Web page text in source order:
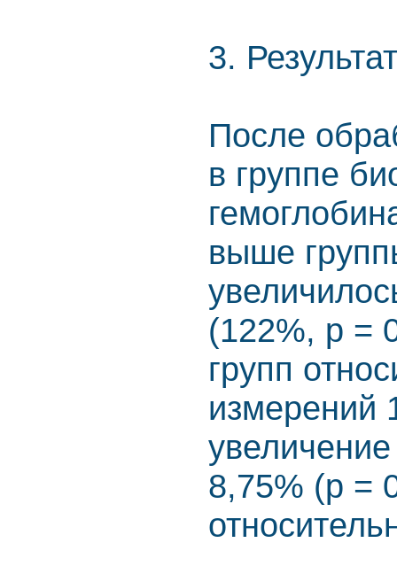
3.
После
в группе
выше
(122%, р =
групп
измерений
8,75% (р =